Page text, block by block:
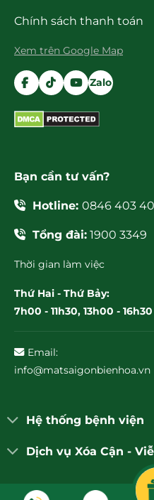
Chính sách thanh toán
Xem trên Google Map
Zalo
Bạn cần tư vấn?
Hotline: 0846 403
Tổng đài: 1900 3349
Thời gian làm việc
Thứ Hai - Thứ Bảy:
7h00 - 11h30, 13h00 - 16h30
Email:
info@matsaigonbienhoa.vn
Hệ thống bệnh viện
Dịch vụ Xóa Cận -